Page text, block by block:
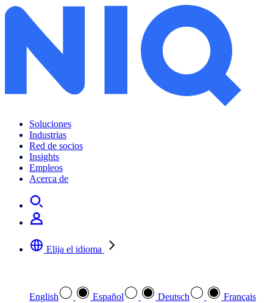
Soluciones
Industrias
Red de socios
Insights
Empleos
Acerca de
Elija el idioma
English Español Deutsch
Français